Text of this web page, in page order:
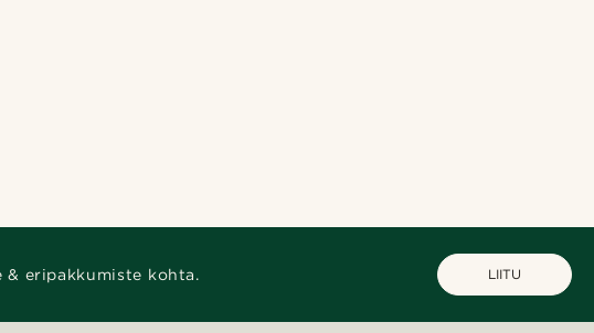
& eripakkumiste kohta. LIITU